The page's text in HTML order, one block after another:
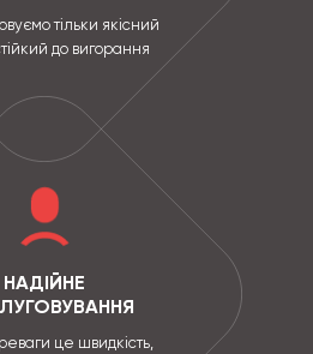
тільки якісний
до вигорання
НАДІЙНЕ
це швидкість,